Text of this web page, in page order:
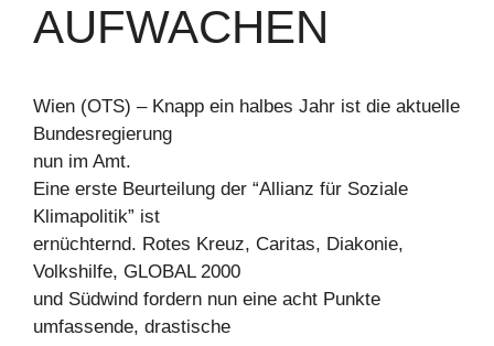
AUFWACHEN
Wien (OTS) – Knapp ein halbes Jahr ist die aktuelle
Bundesregierung
nun im Amt.
Eine erste Beurteilung der “Allianz für Soziale
Klimapolitik” ist
ernüchternd. Rotes Kreuz, Caritas, Diakonie,
Volkshilfe, GLOBAL 2000
und Südwind fordern nun eine acht Punkte
umfassende, drastische